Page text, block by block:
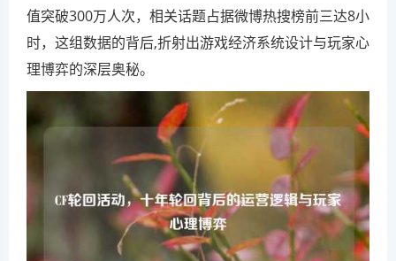
值突破300万人次，相关话题占据微博热搜榜前三达8小
时，这组数据的背后,折射出游戏经济系统设计与玩家心
理博弈的深层奥秘。